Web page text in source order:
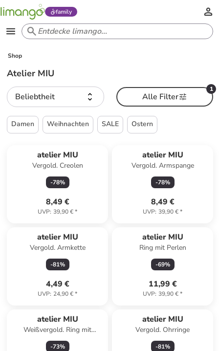
family
Shop
Atelier MIU
Beliebtheit
1
Alle Filter
Damen Weihnachten SALE Ostern
atelier MIU
Vergold. Creolen
-78%
8,49 €
UVP: 39,90 €*
atelier MIU
Vergold. Armspange
-78%
8,49 €
UVP: 39,90 €*
atelier MIU
Vergold. Armkette
-81%
4,49 €
UVP: 24,90 €*
atelier MIU
Ring mit Perlen
-69%
11,99 €
UVP: 39,90 €*
atelier MIU
Weißvergold. Ring mit
Edelsteinen
-73%
atelier MIU
Vergold. Ohrringe
-81%